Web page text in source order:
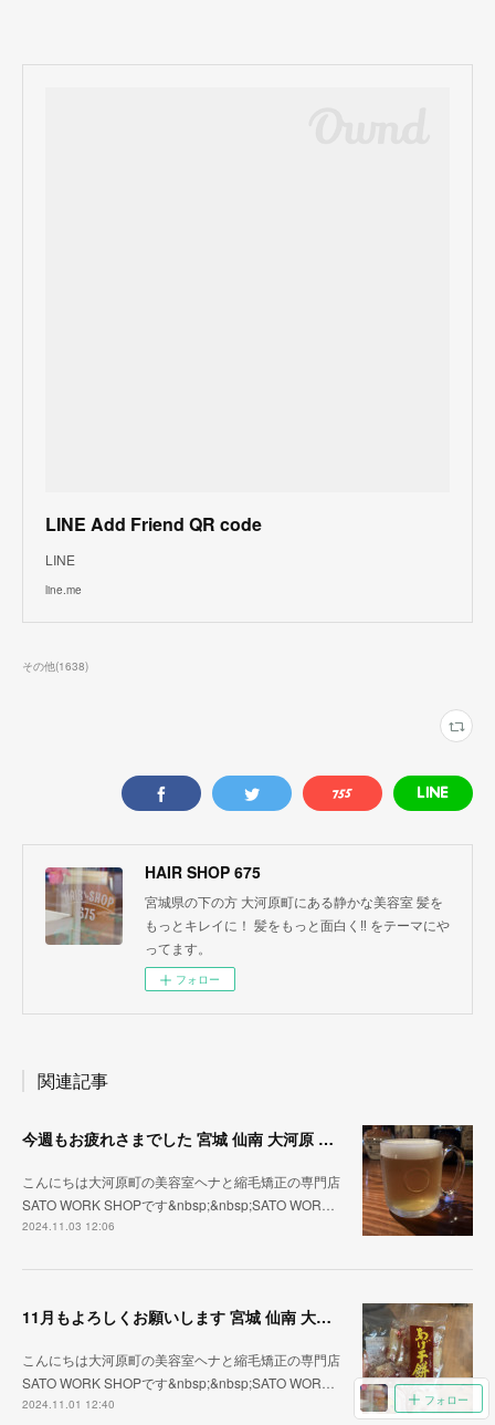
LINE Add Friend QR code
LINE
line.me
その他(1638)
HAIR SHOP 675
宮城県の下の方 大河原町にある静かな美容室 髪を
もっとキレイに！ 髪をもっと面白く‼︎ をテーマにや
ってます。
フォロー
関連記事
今週もお疲れさまでした 宮城 仙南 大河原 縮毛矯正 髪質改善 ヘナ 美容室 SATO WORK SHOP
こんにちは大河原町の美容室ヘナと縮毛矯正の専門店
SATO WORK SHOPです&nbsp;&nbsp;SATO WOR…
2024.11.03 12:06
11月もよろしくお願いします 宮城 仙南 大河原 縮毛矯正 髪質改善 ヘナ 美容室 SATO WORK SHOP
こんにちは大河原町の美容室ヘナと縮毛矯正の専門店
SATO WORK SHOPです&nbsp;&nbsp;SATO WOR…
2024.11.01 12:40 フォロー